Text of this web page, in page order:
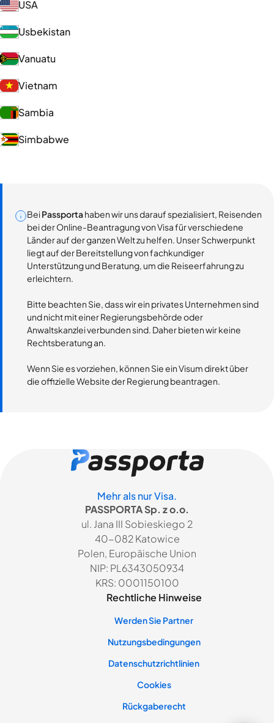
USA
Usbekistan
Vanuatu
Vietnam
Sambia
Simbabwe
BeiPassportahaben wir uns darauf spezialisiert, Reisenden
bei der Online-Beantragung von Visa für verschiedene
Länder auf der ganzen Welt zu helfen. Unser Schwerpunkt
liegt auf der Bereitstellung von fachkundiger
Unterstützung und Beratung, um die Reiseerfahrung zu
erleichtern.
Bitte beachten Sie, dass wir ein privates Unternehmen sind
und nicht mit einer Regierungsbehörde oder
Anwaltskanzlei verbunden sind. Daher bieten wir keine
Rechtsberatung an.
Wenn Sie es vorziehen, können Sie ein Visum direkt über
die offizielle Website der Regierung beantragen.
Mehr als nur Visa.
PASSPORTA Sp. z o.o.
ul. Jana III Sobieskiego 2
40-082 Katowice
Polen, Europäische Union
NIP: PL6343050934
KRS: 0001150100
Rechtliche Hinweise
Werden Sie Partner
Nutzungsbedingungen
Datenschutzrichtlinien
Cookies
Rückgaberecht